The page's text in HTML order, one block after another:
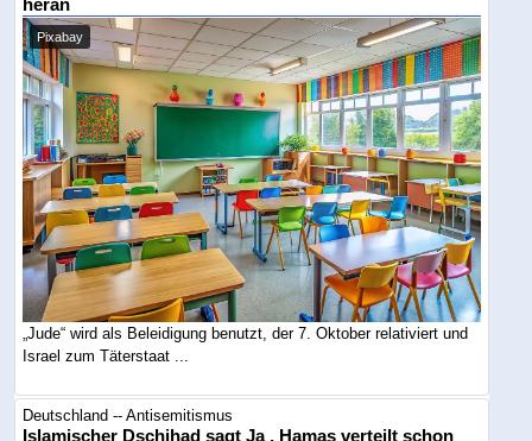
heran
Pixabay
„Jude“ wird als Beleidigung benutzt, der 7. Oktober relativiert und
Israel zum Täterstaat ...
Deutschland -- Antisemitismus
Islamischer Dschihad sagt Ja , Hamas verteilt schon